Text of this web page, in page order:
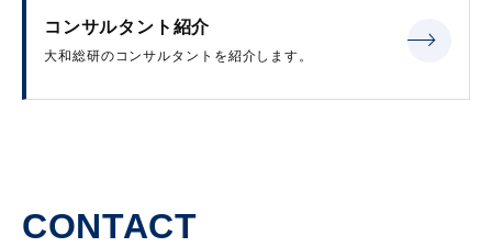
コンサルタント紹介
大和総研のコンサルタントを紹介します。
CONTACT